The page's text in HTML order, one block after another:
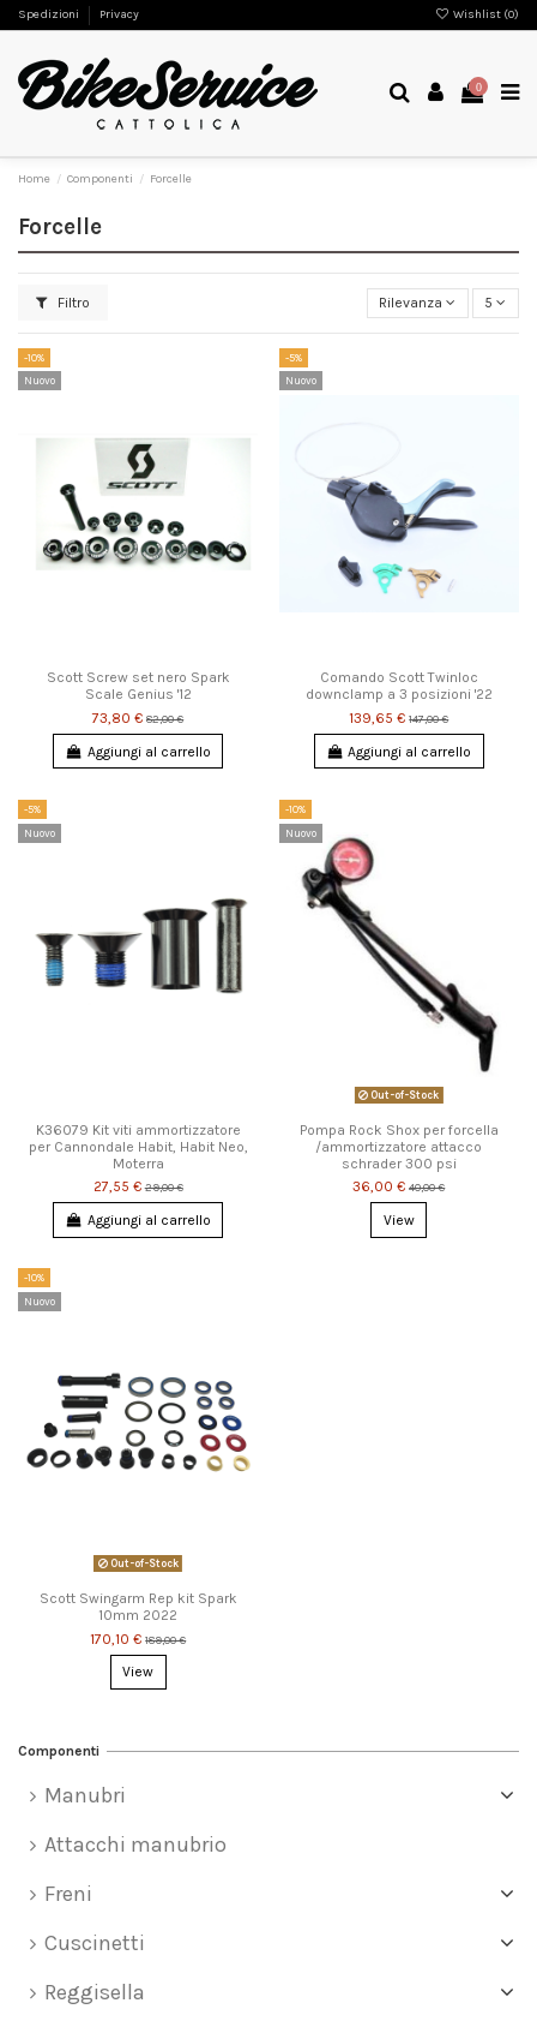
Spedizioni Privacy Wishlist (0)
0
Home Componenti Forcelle
Forcelle
Filtro Rilevanza 5
-10%
Nuovo
Scott Screw set nero Spark
Scale Genius '12
73,80 € 82,00 €
Aggiungi al carrello
-5%
Nuovo
Comando Scott Twinloc
downclamp a 3 posizioni '22
139,65 € 147,00 €
Aggiungi al carrello
-5%
Nuovo
K36079 Kit viti ammortizzatore
per Cannondale Habit, Habit Neo,
Moterra
27,55 € 29,00 €
Aggiungi al carrello
-10%
Nuovo
Out-of-Stock
Pompa Rock Shox per forcella
/ammortizzatore attacco
schrader 300 psi
36,00 € 40,00 €
View
-10%
Nuovo
Out-of-Stock
Scott Swingarm Rep kit Spark
10mm 2022
170,10 € 189,00 €
View
Componenti
Manubri
Attacchi manubrio
Freni
Cuscinetti
Reggisella